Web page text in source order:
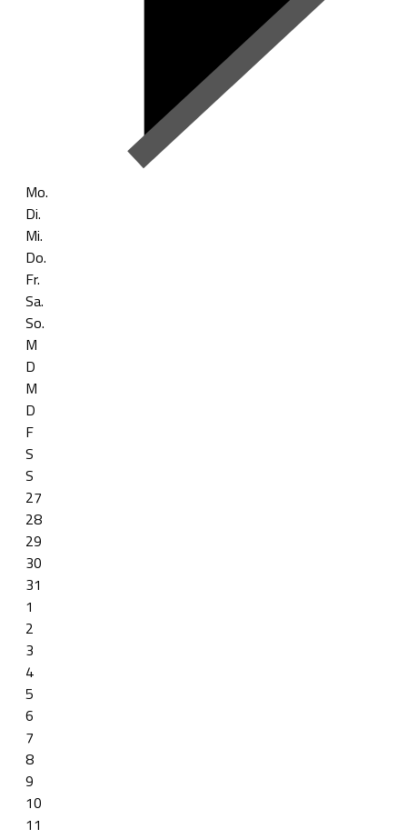
Mo.
Di.
Mi.
Do.
Fr.
Sa.
So.
M
D
M
D
F
S
S
27
28
29
30
31
1
2
3
4
5
6
7
8
9
10
11